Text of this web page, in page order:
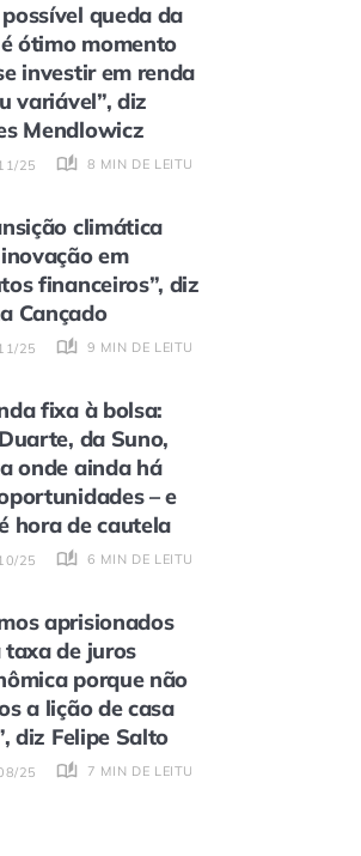
possível queda da
ótimo momento
investir em renda
variável”, diz
Mendlowicz
25 8 MIN DE LEITURA
climática
em
financeiros”, diz
Cançado
25 9 MIN DE LEITURA
fixa à bolsa:
da Suno,
onde ainda há
– e
hora de cautela
25 6 MIN DE LEITURA
aprisionados
taxa de juros
porque não
a lição de casa
diz Felipe Salto
25 7 MIN DE LEITURA